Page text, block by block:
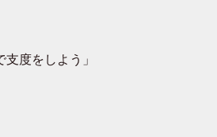
度をしよう」